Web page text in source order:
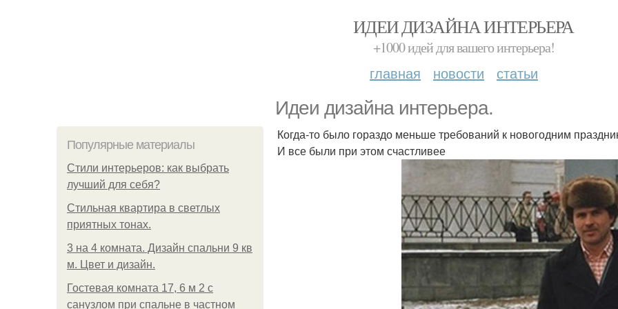
ИДЕИ ДИЗАЙНА ИНТЕРЬЕРА
+1000 идей для вашего интерьера!
главная новости статьи
Идеи дизайна интерьера.
Популярные материалы
Стили интерьеров: как выбрать
лучший для себя?
Стильная квартира в светлых
приятных тонах.
3 на 4 комната. Дизайн спальни 9 кв
м. Цвет и дизайн.
Гостевая комната 17, 6 м 2 с
санузлом при спальне в частном
Когда-то было гораздо меньше требований к новогодним
И все были при этом счастливее